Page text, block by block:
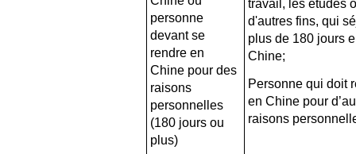
personne
devant se
rendre en
Chine pour des
raisons
personnelles
(180 jours ou
plus)
travail, les études
d'autres fins, qui
plus de 180 jours
Chine;
Personne qui doit
en Chine pour
raisons